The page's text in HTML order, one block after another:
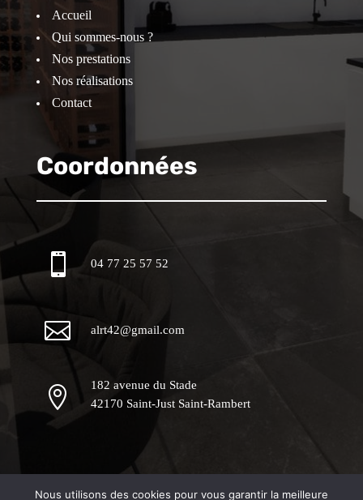
Accueil
Qui sommes-nous ?
Nos prestations
Nos réalisations
Contact
Coordonnées
 04 77 25 57 52
 alrt42@gmail.com

182 avenue du Stade
42170 Saint-Just Saint-Rambert
Nous utilisons des cookies pour vous garantir la meilleure